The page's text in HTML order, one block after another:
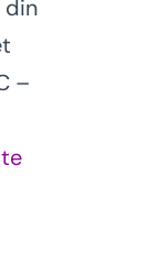
din
–